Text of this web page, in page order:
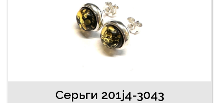
Серьги 201j4-3043